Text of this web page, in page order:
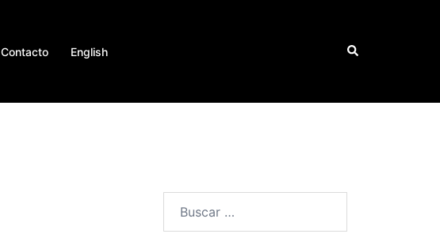
Contacto English Buscar